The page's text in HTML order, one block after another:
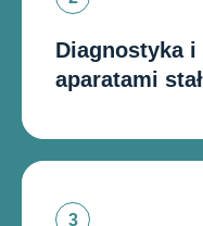
Diagnostyka
aparatami